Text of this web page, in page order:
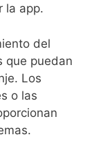
la app.
del
que puedan
Los
o las